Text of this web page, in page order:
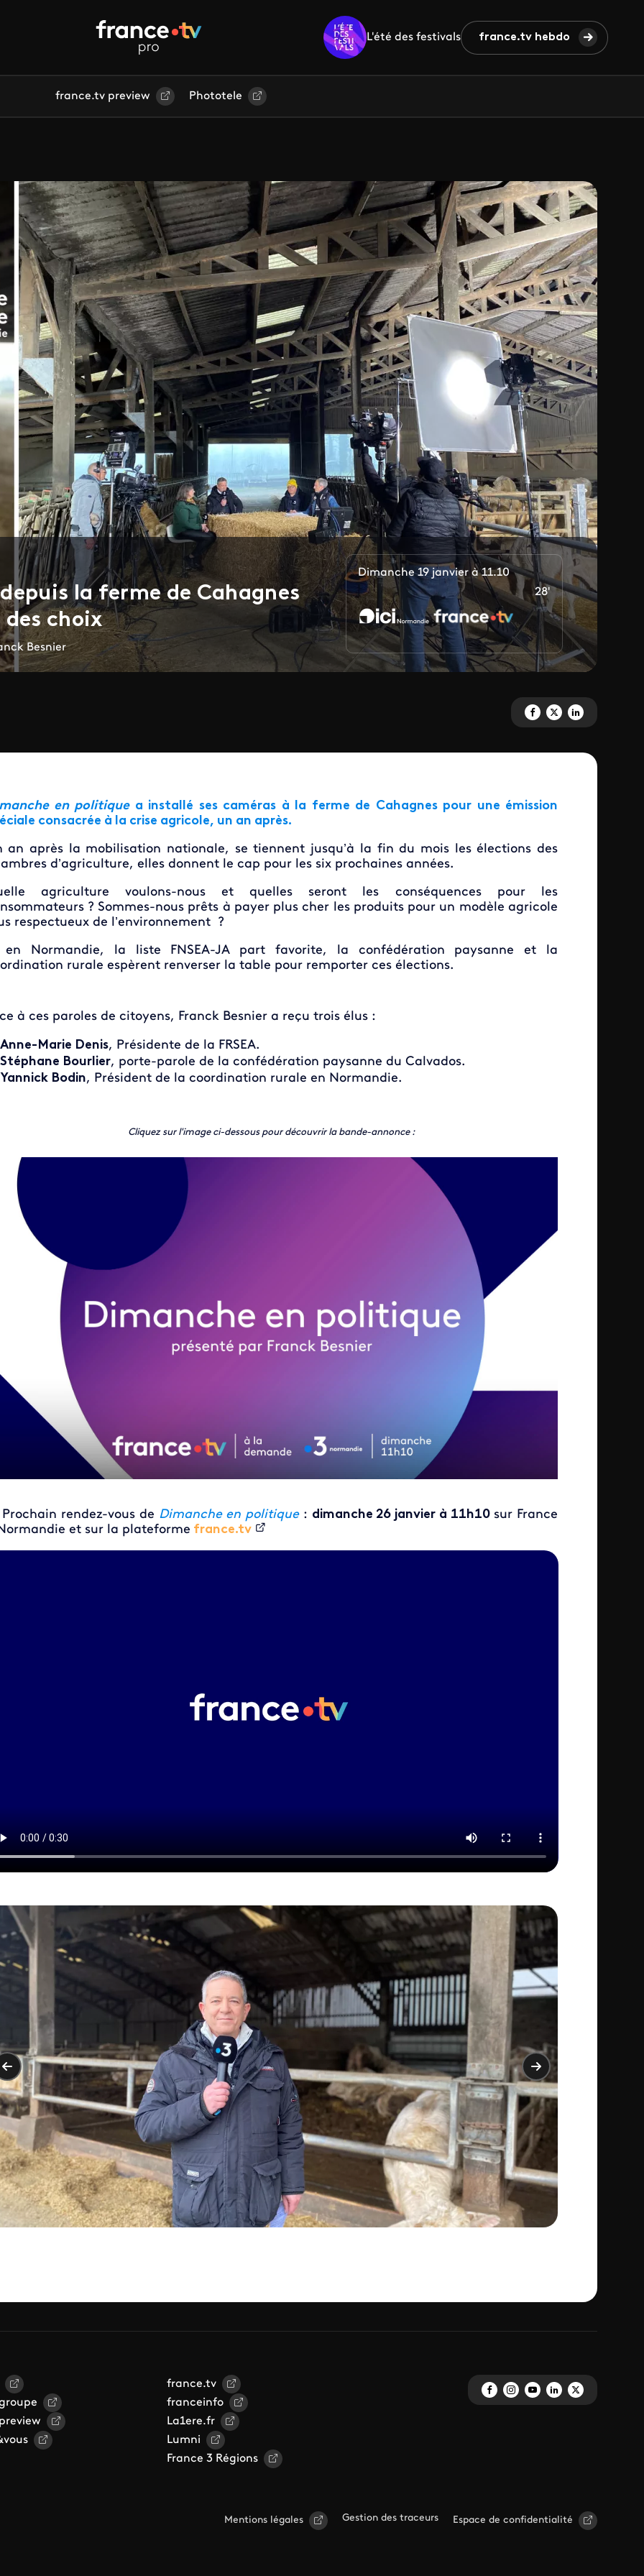
L'été des festivals france.tv hebdo
france.tv preview Phototele
la ferme de Cahagnes
choix
Besnier
Dimanche 19 janvier à 11.10
28'
Partagez 'Emission spéciale
Partagez 'Emission
Partagez
en politiquea installé ses caméras à la ferme de Cahagnes pour une émission
consacrée à la crise agricole, un an après.
an après la mobilisation nationale, se tiennent jusqu’à la fin du mois les élections des
d’agriculture, elles donnent le cap pour les six prochaines années.
agriculture voulons-nous et quelles seront les conséquences pour les
? Sommes-nous prêts à payer plus cher les produits pour un modèle agricole
respectueux de l’environnement ?
en Normandie, la liste FNSEA-JA part favorite, la confédération paysanne et la
rurale espèrent renverser la table pour remporter ces élections.
à ces paroles de citoyens, Franck Besnier a reçu trois élus :
Anne-Marie Denis, Présidente de la FRSEA.
Stéphane Bourlier, porte-parole de la confédération paysanne du Calvados.
Yannick Bodin, Président de la coordination rurale en Normandie.
Cliquez sur l'image ci-dessous pour découvrir la bande-annonce :
rendez-vous de Dimanche en politique : dimanche 26 janvier à 11h10sur France
et sur la plateforme france.tv
france.tv
franceinfo
La1ere.fr
Lumni
France 3 Régions
Mentions légales Gestion des traceurs Espace de confidentialité